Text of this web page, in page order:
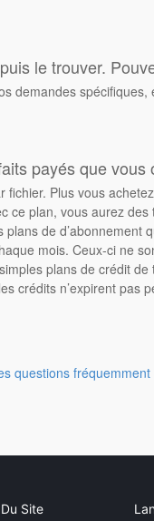
le trouver.
demandes
payés que vous
Plus vous
plan, vous aurez
de
mois. Ceux-ci ne
plans de crédit
crédits n’expirent pas
questions fréquemment
Site